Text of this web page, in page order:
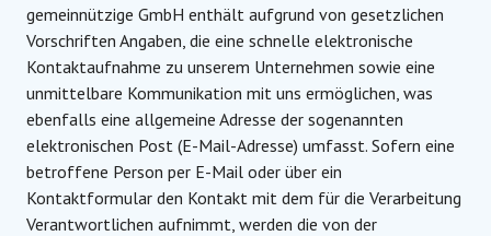
gemeinnützige GmbH enthält aufgrund von gesetzlichen
Vorschriften Angaben, die eine schnelle elektronische
Kontaktaufnahme zu unserem Unternehmen sowie eine
unmittelbare Kommunikation mit uns ermöglichen, was
ebenfalls eine allgemeine Adresse der sogenannten
elektronischen Post (E-Mail-Adresse) umfasst. Sofern eine
betroffene Person per E-Mail oder über ein
Kontaktformular den Kontakt mit dem für die Verarbeitung
Verantwortlichen aufnimmt, werden die von der